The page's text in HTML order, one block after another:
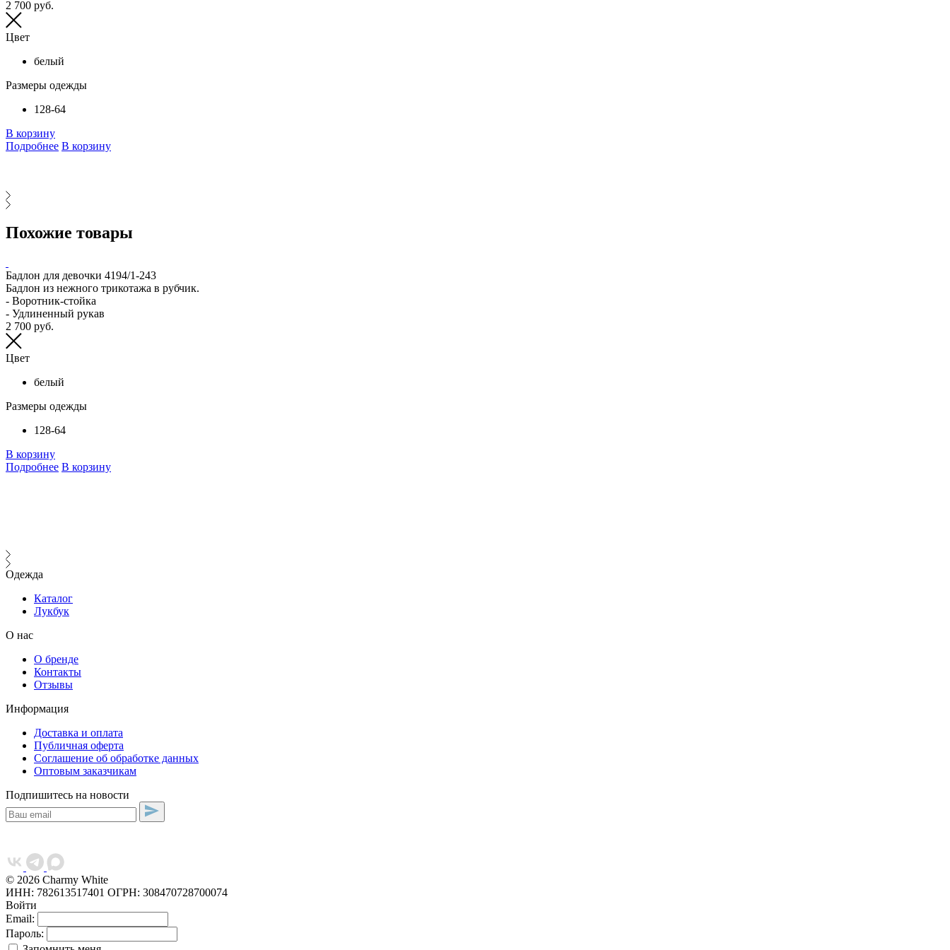
2 700 руб.
Цвет
белый
Размеры одежды
128-64
В корзину
Подробнее В корзину
Похожие товары
Бадлон для девочки 4194/1-243
Бадлон из нежного трикотажа в рубчик.
- Воротник-стойка
- Удлиненный рукав
2 700 руб.
Цвет
белый
Размеры одежды
128-64
В корзину
Подробнее В корзину
Одежда
Каталог
Лукбук
О нас
О бренде
Контакты
Отзывы
Информация
Доставка и оплата
Публичная оферта
Соглашение об обработке данных
Оптовым заказчикам
Подпишитесь на новости
© 2026 Charmy White
ИНН: 782613517401 ОГРН: 308470728700074
Войти
Email:
Пароль: